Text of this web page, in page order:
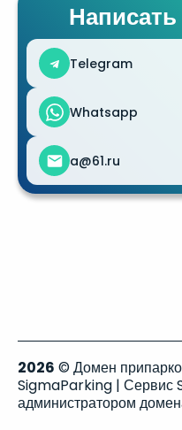
Telegram
Whatsapp
a@61.ru
2026 © Домен
SigmaParking | Сервис
администратором